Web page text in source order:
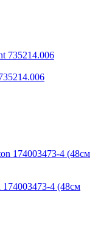
4 (48см